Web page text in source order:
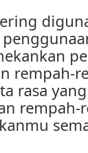
rempah-
rasa
rempah-